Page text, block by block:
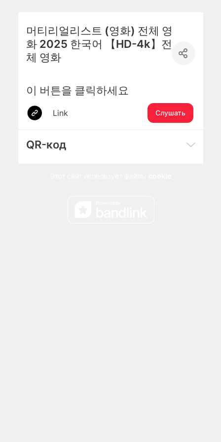
머티리얼리스트 (영화) 전체 영
화 2025 한국어 【HD-4k】전
체 영화
이 버튼을 클릭하세요
Link Слушать
QR-код